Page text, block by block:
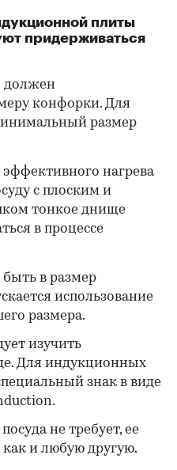
плиты
придерживаться
должен
конфорки. Для
размер
нагрева
с плоским и
тонкое днище
в процессе
в размер
использование
размера.
изучить
Для индукционных
знак в виде
не требует, ее
и любую другую.